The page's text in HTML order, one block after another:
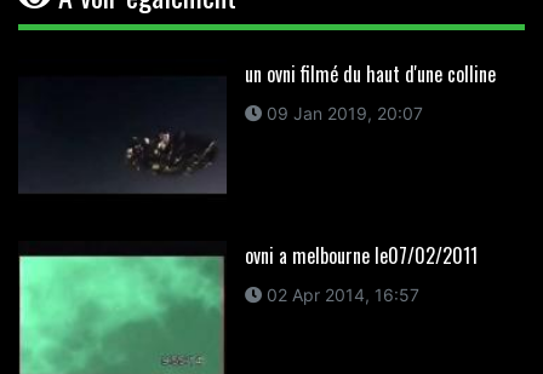
un ovni filmé du haut d'une colline
09 Jan 2019, 20:07
ovni a melbourne le07/02/2011
02 Apr 2014, 16:57